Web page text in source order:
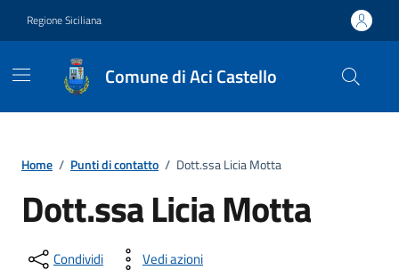
Regione Siciliana
Comune di Aci Castello
Home / Punti di contatto / Dott.ssa Licia Motta
Dott.ssa Licia Motta
Condividi Vedi azioni